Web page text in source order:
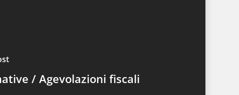
/ Agevolazioni fiscali